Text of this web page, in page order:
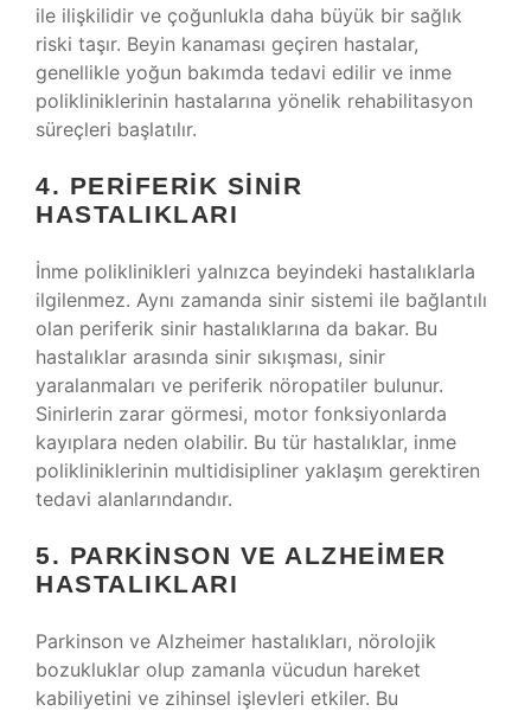
ile ilişkilidir ve çoğunlukla daha büyük bir sağlık
riski taşır. Beyin kanaması geçiren hastalar,
genellikle yoğun bakımda tedavi edilir ve inme
polikliniklerinin hastalarına yönelik rehabilitasyon
süreçleri başlatılır.
4. PERIFERIK SINIR
HASTALIKLARI
İnme poliklinikleri yalnızca beyindeki hastalıklarla
ilgilenmez. Aynı zamanda sinir sistemi ile bağlantılı
olan periferik sinir hastalıklarına da bakar. Bu
hastalıklar arasında sinir sıkışması, sinir
yaralanmaları ve periferik nöropatiler bulunur.
Sinirlerin zarar görmesi, motor fonksiyonlarda
kayıplara neden olabilir. Bu tür hastalıklar, inme
polikliniklerinin multidisipliner yaklaşım gerektiren
tedavi alanlarındandır.
5. PARKINSON VE ALZHEIMER
HASTALIKLARI
Parkinson ve Alzheimer hastalıkları, nörolojik
bozukluklar olup zamanla vücudun hareket
kabiliyetini ve zihinsel işlevleri etkiler. Bu